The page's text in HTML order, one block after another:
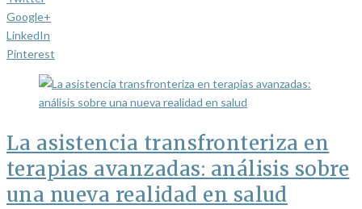
Google+
LinkedIn
Pinterest
La asistencia transfronteriza en
terapias avanzadas: análisis sobre
una nueva realidad en salud